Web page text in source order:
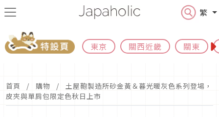
繁
東京 關西近畿 關東
首頁 購物
土屋鞄製造所砂金黃＆暮光暖灰色系列登場，
皮夾與單肩包限定色秋日上市